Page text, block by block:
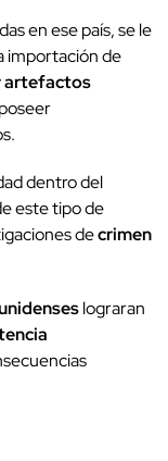
en ese país, se le
importación de
artefactos
dentro del
este tipo de
decrimen
lograran